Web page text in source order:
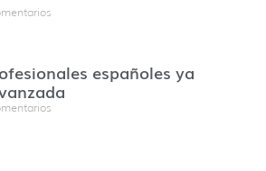
españoles ya